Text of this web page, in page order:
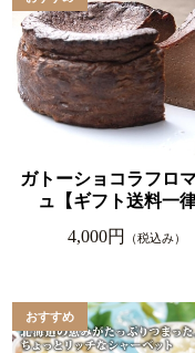
ガトーショコラフロ
ュ【ギフト送料一律
4,000円
（税込み）